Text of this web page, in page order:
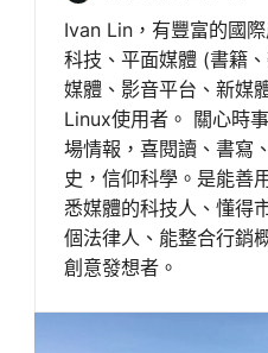
Ivan Lin，有豐富的國
科技、平面媒體 (書籍
媒體、影音平台、新媒
Linux使用者。 關心時
場情報，喜閱讀、書寫
史，信仰科學。是能善
悉媒體的科技人、懂得
個法律人、能整合行銷
創意發想者。